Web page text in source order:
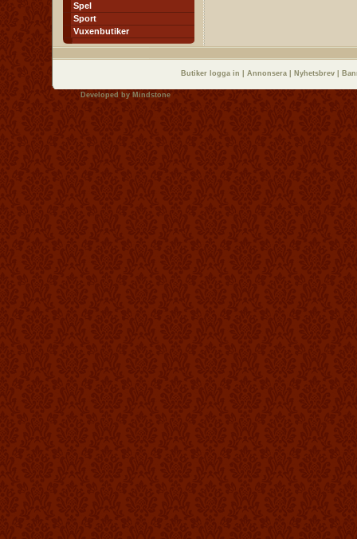
Spel
Sport
Vuxenbutiker
Butiker logga in Annonsera Nyhetsbrev
Developed by Mindstone